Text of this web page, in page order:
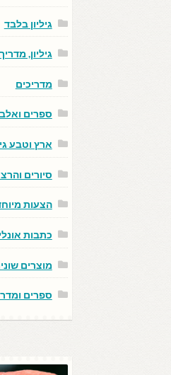
גיליון בלבד
גיליון,
מדריכים
ספרים
ארץ וטבע
סיורים
הצעות
כתבות
מוצרים
ספרים